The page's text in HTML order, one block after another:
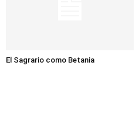
El Sagrario como Betania